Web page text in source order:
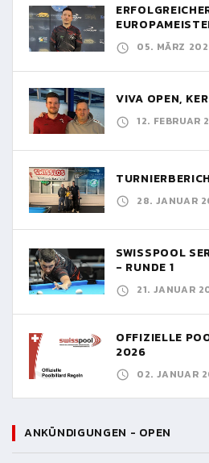
05. MÄRZ
VIVA OPEN,
12. FEBRUAR
28. JANUAR
SWISSPOOL
- RUNDE 1
21. JANUAR
OFFIZIELLE
2026
02. JANUAR
ANKÜNDIGUNGEN - OPEN